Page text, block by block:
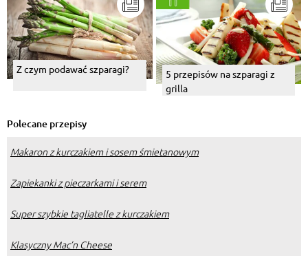
Z czym podawać szparagi?
5 przepisów na szparagi z
grilla
Polecane przepisy
Makaron z kurczakiem i sosem śmietanowym
Zapiekanki z pieczarkami i serem
Super szybkie tagliatelle z kurczakiem
Klasyczny Mac’n Cheese